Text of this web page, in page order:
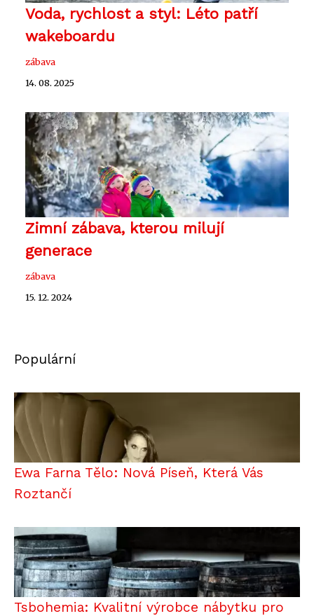
Voda, rychlost a styl: Léto patří
wakeboardu
zábava
14. 08. 2025
Zimní zábava, kterou milují
generace
zábava
15. 12. 2024
Populární
Ewa Farna Tělo: Nová Píseň, Která Vás
Roztančí
Tsbohemia: Kvalitní výrobce nábytku pro